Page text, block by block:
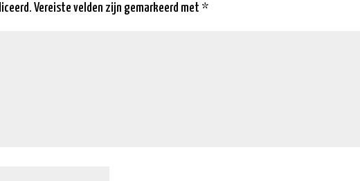
Vereiste velden zijn gemarkeerd met *